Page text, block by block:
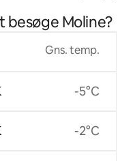
besøge Moline?
Gns. temp.
-5°C
-2°C